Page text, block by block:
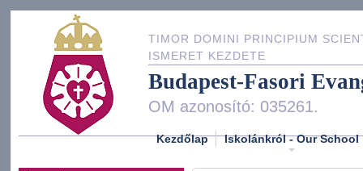
TIMOR DOMINI PRINCIPIUM
ISMERET KEZDETE
Budapest-Fasori
OM azonosító: 035261.
Kezdőlap Iskolánkról - Our School